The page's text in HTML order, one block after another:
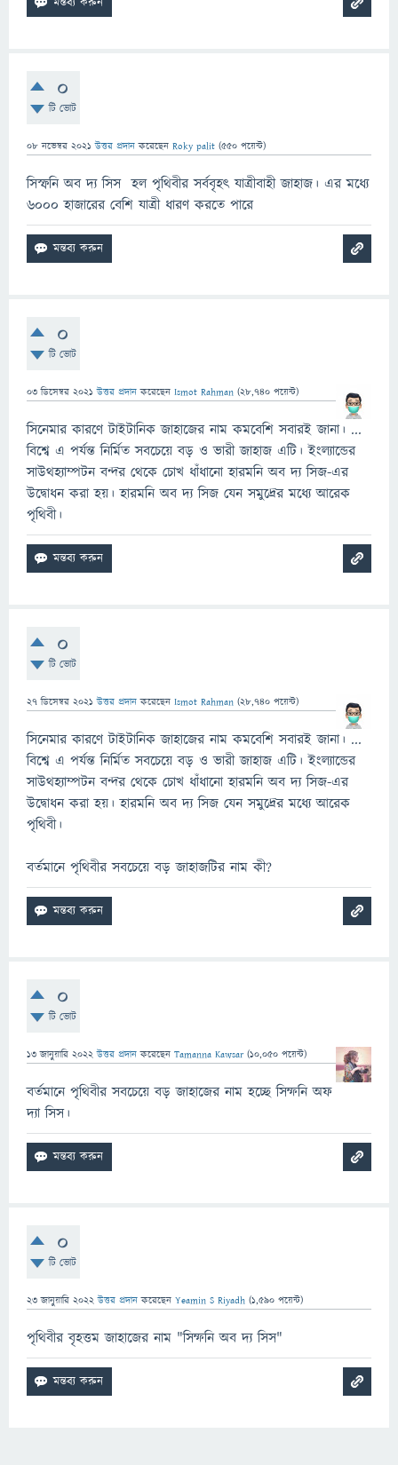
0
টি ভোট
08 নভেম্বর 2021 উত্তর প্রদান করেছেন Roky palit (550 পয়েন্ট)
সিস্ফনি অব দ্য সিস হল পৃথিবীর সর্ববৃহৎ যাত্রীবাহী জাহাজ। এর মধ্যে
৬০০০ হাজারের বেশি যাত্রী ধারণ করতে পারে
0
টি ভোট
03 ডিসেম্বর 2021 উত্তর প্রদান করেছেন Ismot Rahman (28,740 পয়েন্ট)
সিনেমার কারণে টাইটানিক জাহাজের নাম কমবেশি সবারই জানা। ...
বিশ্বে এ পর্যন্ত নির্মিত সবচেয়ে বড় ও ভারী জাহাজ এটি। ইংল্যান্ডের
সাউথহ্যাম্পটন বন্দর থেকে চোখ ধাঁধানো হারমনি অব দ্য সিজ-এর
উদ্বোধন করা হয়। হারমনি অব দ্য সিজ যেন সমুদ্রের মধ্যে আরেক
পৃথিবী।
0
টি ভোট
27 ডিসেম্বর 2021 উত্তর প্রদান করেছেন Ismot Rahman (28,740 পয়েন্ট)
সিনেমার কারণে টাইটানিক জাহাজের নাম কমবেশি সবারই জানা। ...
বিশ্বে এ পর্যন্ত নির্মিত সবচেয়ে বড় ও ভারী জাহাজ এটি। ইংল্যান্ডের
সাউথহ্যাম্পটন বন্দর থেকে চোখ ধাঁধানো হারমনি অব দ্য সিজ-এর
উদ্বোধন করা হয়। হারমনি অব দ্য সিজ যেন সমুদ্রের মধ্যে আরেক
পৃথিবী।
বর্তমানে পৃথিবীর সবচেয়ে বড় জাহাজটির নাম কী?
0
টি ভোট
13 জানুয়ারি 2022 উত্তর প্রদান করেছেন Tamanna Kawsar (10,050 পয়েন্ট)
বর্তমানে পৃথিবীর সবচেয়ে বড় জাহাজের নাম হচ্ছে সিম্ফনি অফ
দ্যা সিস।
0
টি ভোট
23 জানুয়ারি 2022 উত্তর প্রদান করেছেন Yeamin S Riyadh (1,590 পয়েন্ট)
পৃথিবীর বৃহত্তম জাহাজের নাম "সিম্ফনি অব দ্য সিস"